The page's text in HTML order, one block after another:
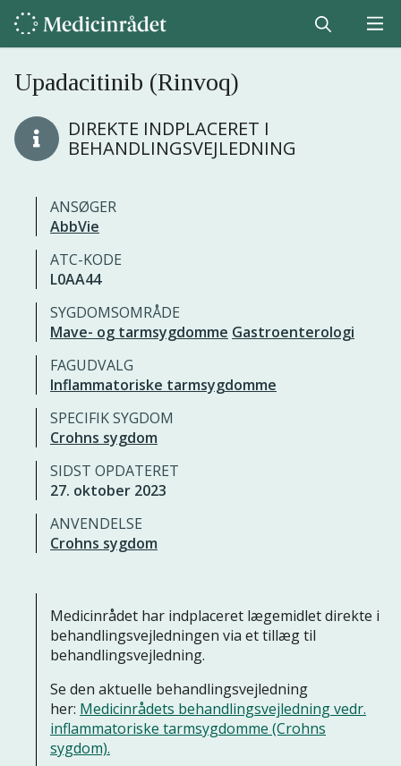
Upadacitinib (Rinvoq)
DIREKTE INDPLACERET I
BEHANDLINGSVEJLEDNING
ANSØGER
AbbVie
ATC-KODE
L0AA44
SYGDOMSOMRÅDE
Mave- og tarmsygdomme Gastroenterologi
FAGUDVALG
Inflammatoriske tarmsygdomme
SPECIFIK SYGDOM
Crohns sygdom
SIDST OPDATERET
27. oktober 2023
ANVENDELSE
Crohns sygdom
Medicinrådet har indplaceret lægemidlet direkte i
behandlingsvejledningen via et tillæg til
behandlingsvejledning.
Se den aktuelle behandlingsvejledning
her: Medicinrådets behandlingsvejledning vedr.
inflammatoriske tarmsygdomme (Crohns
sygdom).